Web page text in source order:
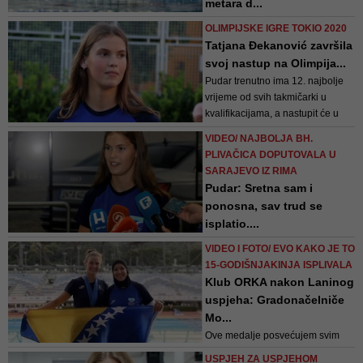
metara d...
plivačica iz pet kvalifikacionih
grupa plasiralo se u polufinale
OLIMPIJSKE IGRE TOKIO 2020
Tatjana Đekanović završila
svoj nastup na Olimpija...
Pudar trenutno ima 12. najbolje
vrijeme od svih takmičarki u
kvalifikacijama, a nastupit će u
utrka zakazana za 12.30 sati
VIDEO/ NAJBOLJA BH.
PLIVAČICA DOPUTOVALA U
SARAJEVO IZ RIMA
Pudar: Sretna sam i
ponosna, sav trud se
isplatio....
aerodromu dočekali brojni mediji
ostvarila veliki rezultat za plivanje
i općenito bh. sport
VIDEO I FOTO/ EVO KAKO JE TO
15-GODIŠNJAKINJA ISPLIVALA
Klub ORKA nakon Laninog
uspjeha: Gradonačelniče
Mo...
Ove medalje posvećujem svim
USPJEH ZA USPJEHOM